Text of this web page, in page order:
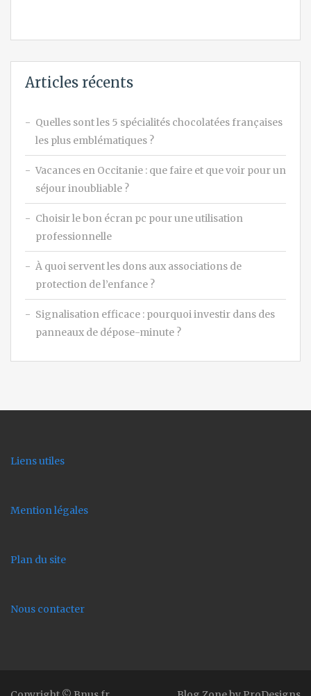
Articles récents
Quelles sont les 5 spécialités chocolatées françaises
les plus emblématiques ?
Vacances en Occitanie : que faire et que voir pour un
séjour inoubliable ?
Choisir le bon écran pc pour une utilisation
professionnelle
À quoi servent les dons aux associations de
protection de l’enfance ?
Signalisation efficace : pourquoi investir dans des
panneaux de dépose-minute ?
Liens utiles
Mention légales
Plan du site
Nous contacter